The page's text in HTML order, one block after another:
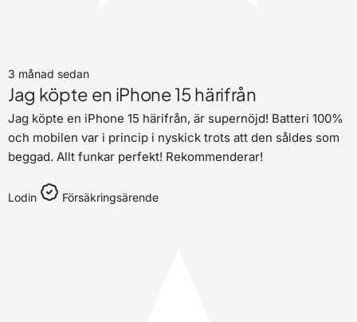
3 månad sedan
Jag köpte en iPhone 15 härifrån
Jag köpte en iPhone 15 härifrån, är supernöjd! Batteri 100%
och mobilen var i princip i nyskick trots att den såldes som
beggad. Allt funkar perfekt! Rekommenderar!
Lodin Försäkringsärende